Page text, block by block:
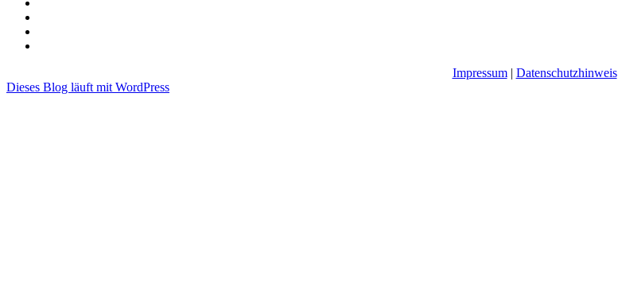
Impressum| Datenschutzhinweis
Dieses Blog läuft mit WordPress